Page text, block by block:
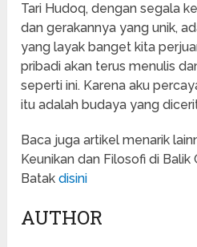
Tari Hudoq, dengan segala
dan gerakannya yang unik,
yang layak banget kita
pribadi akan terus menulis
seperti ini. Karena aku
itu adalah budaya yang
Baca juga artikel menarik
Keunikan dan Filosofi di Balik
Batakdisini
AUTHOR